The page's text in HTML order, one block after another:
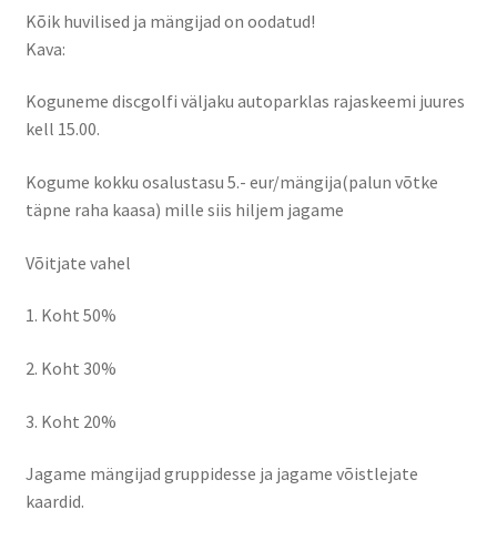
Hea teada
TRANSPORT NAISSAARELE
Kontakt
Vagunelamu
Metsamaja
Kõik huvilised ja mängijad on oodatud!
Kava:
Koguneme discgolfi väljaku autoparklas rajaskeemi juures
kell 15.00.
Kogume kokku osalustasu 5.- eur/mängija(palun võtke
täpne raha kaasa) mille siis hiljem jagame
Võitjate vahel
1. Koht 50%
2. Koht 30%
3. Koht 20%
Jagame mängijad gruppidesse ja jagame võistlejate
kaardid.